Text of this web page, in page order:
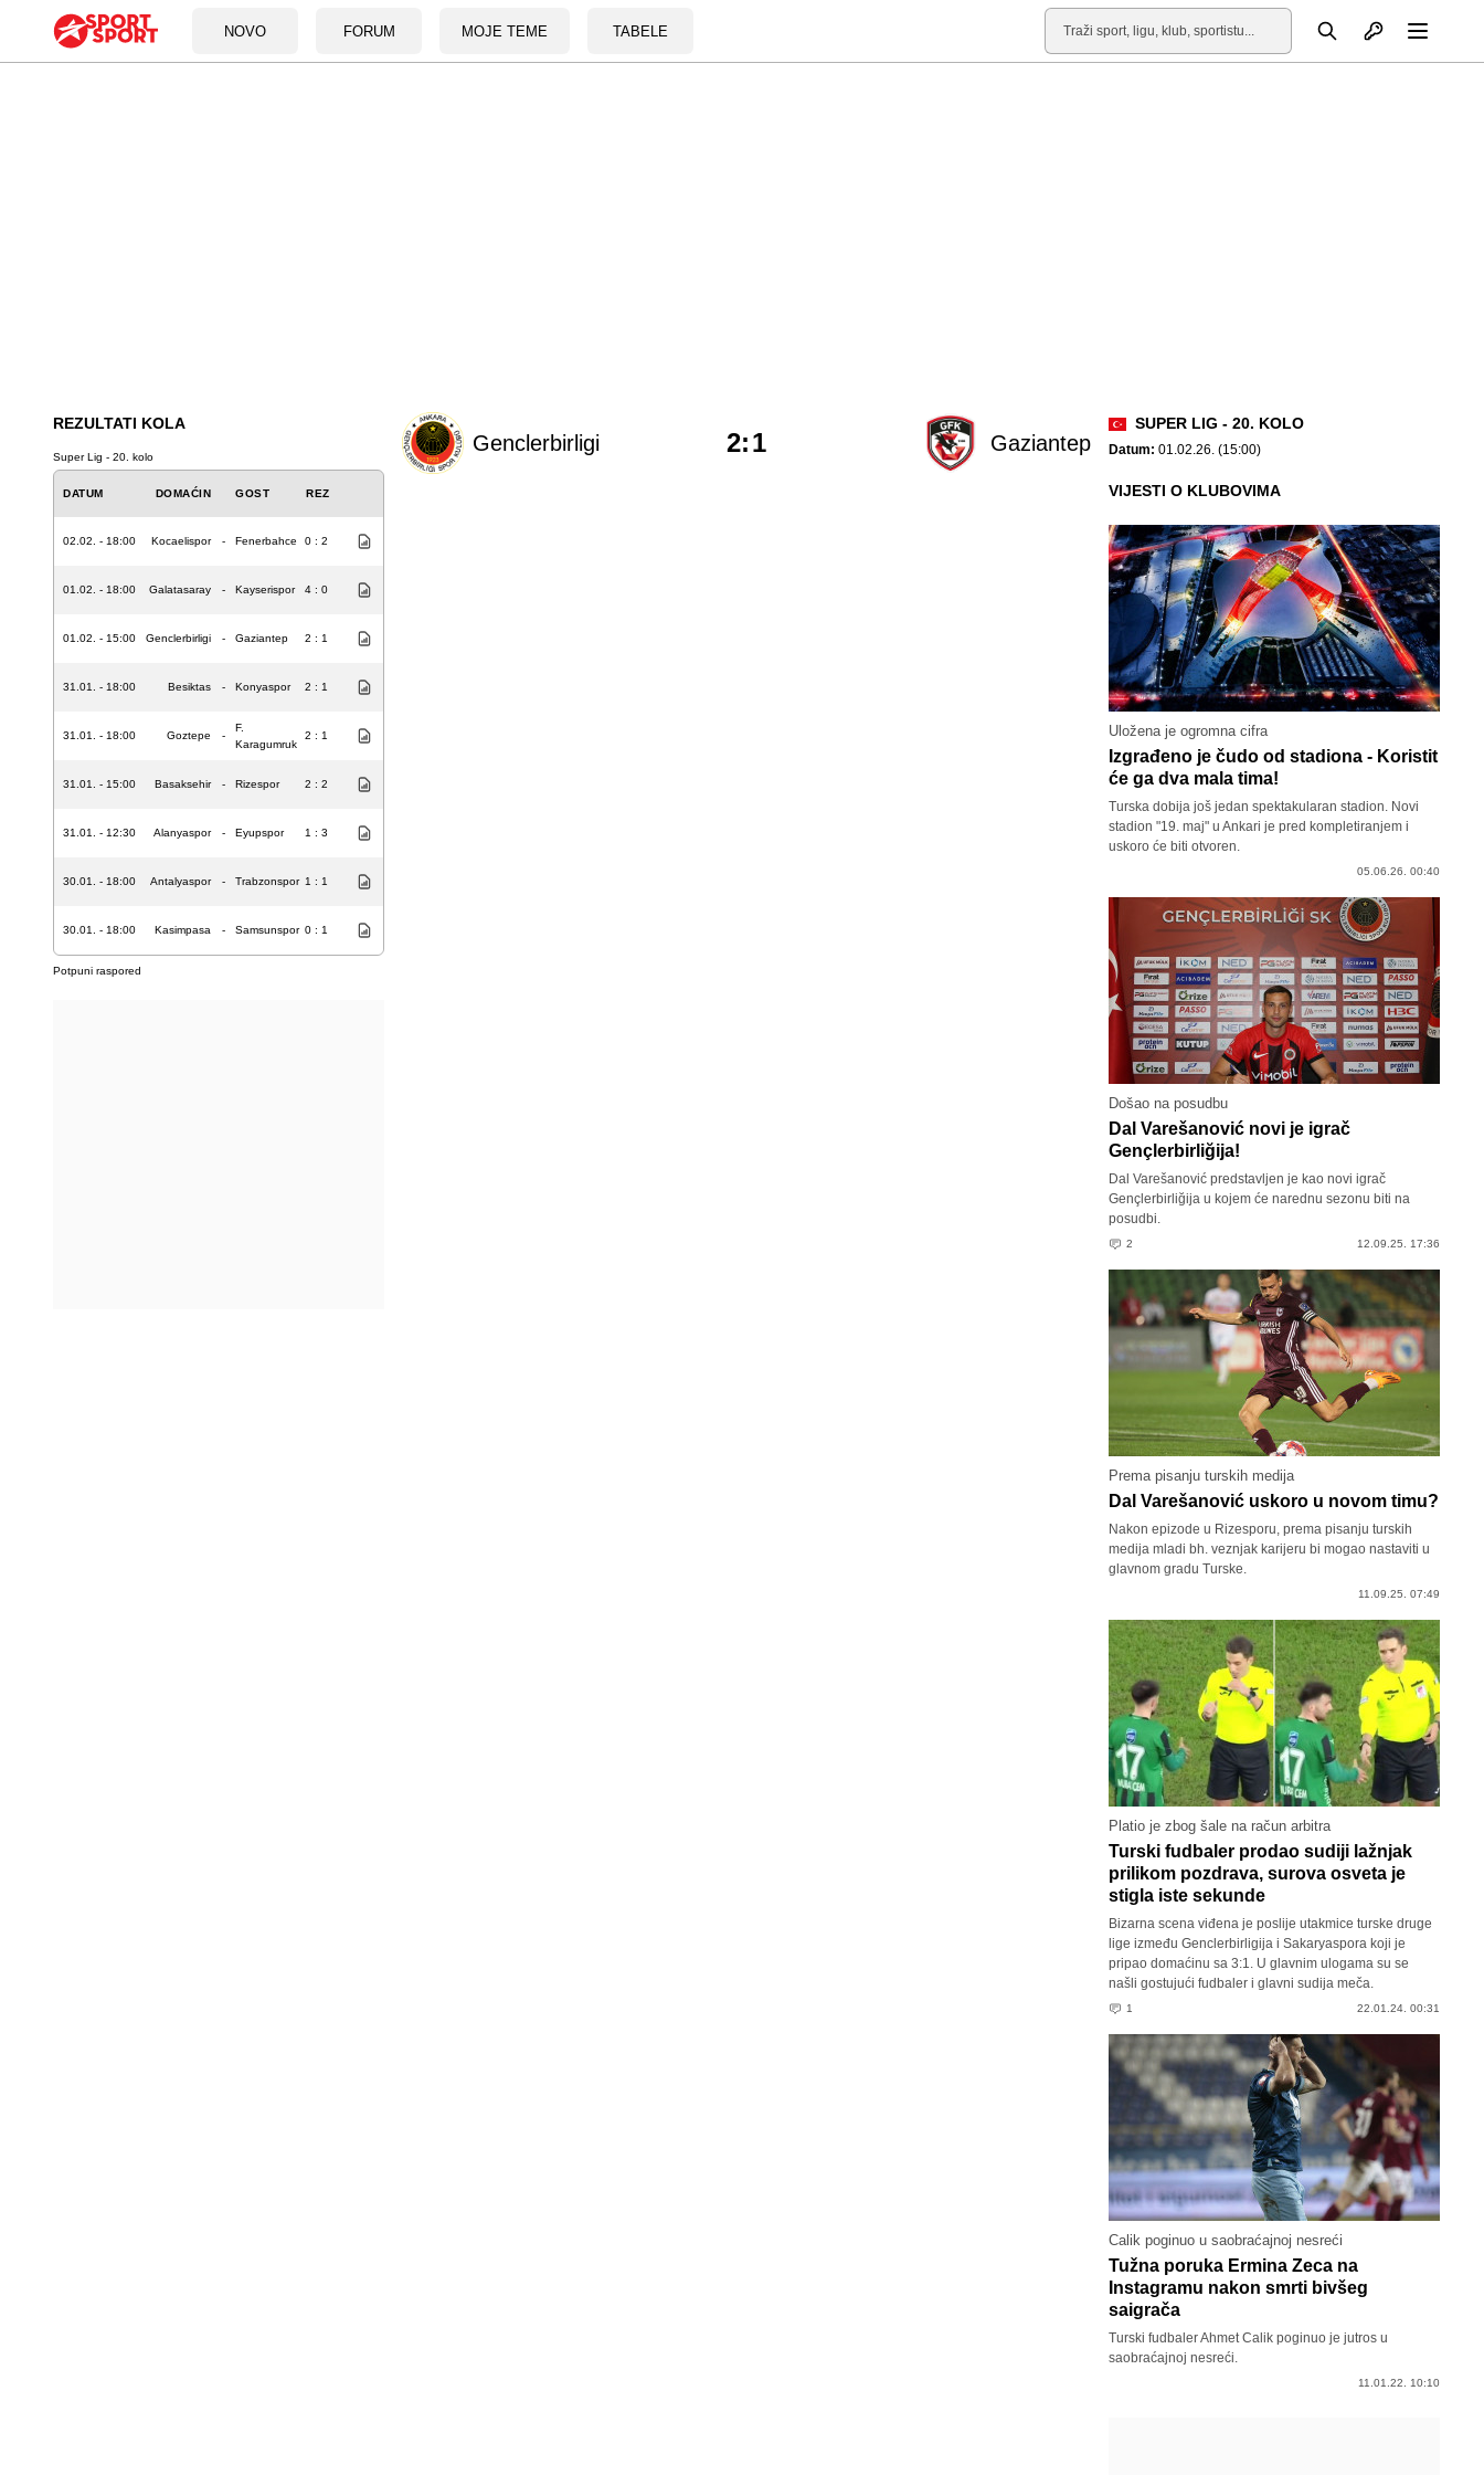
NOVO FORUM MOJE TEME TABELE
Pretraga Otvori profil
REZULTATI KOLA
Super Lig - 20. kolo
DATUM DOMAĆIN GOST REZ
02.02. - 18:00 Kocaelispor - Fenerbahce 0 : 2
01.02. - 18:00 Galatasaray - Kayserispor 4 : 0
01.02. - 15:00 Genclerbirligi - Gaziantep 2 : 1
31.01. - 18:00 Besiktas - Konyaspor 2 : 1
31.01. - 18:00 Goztepe -
F.
Karagumruk
2 : 1
31.01. - 15:00 Basaksehir - Rizespor 2 : 2
31.01. - 12:30 Alanyaspor - Eyupspor 1 : 3
30.01. - 18:00 Antalyaspor - Trabzonspor 1 : 1
30.01. - 18:00 Kasimpasa - Samsunspor 0 : 1
Potpuni raspored
Genclerbirligi Gaziantep
2:1
SUPER LIG - 20. KOLO
Datum: 01.02.26. (15:00)
VIJESTI O KLUBOVIMA
Uložena je ogromna cifra
Izgrađeno je čudo od stadiona - Koristit
će ga dva mala tima!
Turska dobija još jedan spektakularan stadion. Novi
stadion "19. maj" u Ankari je pred kompletiranjem i
uskoro će biti otvoren.
05.06.26. 00:40
Došao na posudbu
Dal Varešanović novi je igrač
Gençlerbirliğija!
Dal Varešanović predstavljen je kao novi igrač
Gençlerbirliğija u kojem će narednu sezonu biti na
posudbi.
2 12.09.25. 17:36
Prema pisanju turskih medija
Dal Varešanović uskoro u novom timu?
Nakon epizode u Rizesporu, prema pisanju turskih
medija mladi bh. veznjak karijeru bi mogao nastaviti u
glavnom gradu Turske.
11.09.25. 07:49
Platio je zbog šale na račun arbitra
Turski fudbaler prodao sudiji lažnjak
prilikom pozdrava, surova osveta je
stigla iste sekunde
Bizarna scena viđena je poslije utakmice turske druge
lige između Genclerbirligija i Sakaryaspora koji je
pripao domaćinu sa 3:1. U glavnim ulogama su se
našli gostujući fudbaler i glavni sudija meča.
1 22.01.24. 00:31
Calik poginuo u saobraćajnoj nesreći
Tužna poruka Ermina Zeca na
Instagramu nakon smrti bivšeg
saigrača
Turski fudbaler Ahmet Calik poginuo je jutros u
saobraćajnoj nesreći.
11.01.22. 10:10